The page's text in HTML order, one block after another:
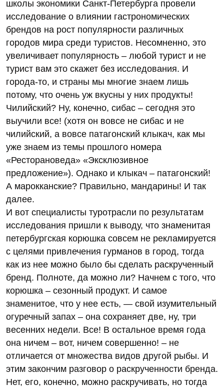
школы экономики Санкт-Петербурга провели
исследование о влиянии гастрономических
брендов на рост популярности различных
городов мира среди туристов. Несомненно, это
увеличивает популярность – любой турист и не
турист вам это скажет без исследования. И
города-то, и страны мы многие знаем лишь
потому, что очень уж вкусны у них продукты!
Чилийский? Ну, конечно, сибас – сегодня это
выучили все! (хотя он вовсе не сибас и не
чилийский, а вовсе патагонский клыкач, как мы
уже знаем из темы прошлого номера
«Ресторановеда» «Эксклюзивное
предложение»). Однако и клыкач – патагонский!
А марокканские? Правильно, мандарины! И так
далее.
И вот специалисты туротрасли по результатам
исследования пришли к выводу, что знаменитая
петербургская корюшка совсем не рекламируется
с целями привлечения гурманов в город, тогда
как из нее можно было бы сделать раскрученный
бренд. Полноте, да можно ли? Начнем с того, что
корюшка – сезонный продукт. И самое
знаменитое, что у нее есть, — свой изумительный
огуречный запах – она сохраняет две, ну, три
весенних недели. Все! В остальное время года
она ничем – вот, ничем совершенно! – не
отличается от множества видов другой рыбы. И
этим закончим разговор о раскрученности бренда.
Нет, его, конечно, можно раскручивать, но тогда